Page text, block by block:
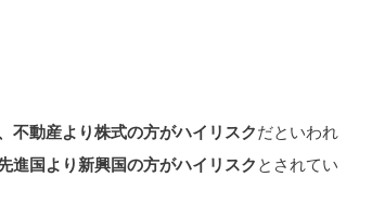
不動産より株式の方がハイリスクだといわれ
進国より新興国の方がハイリスク とされてい